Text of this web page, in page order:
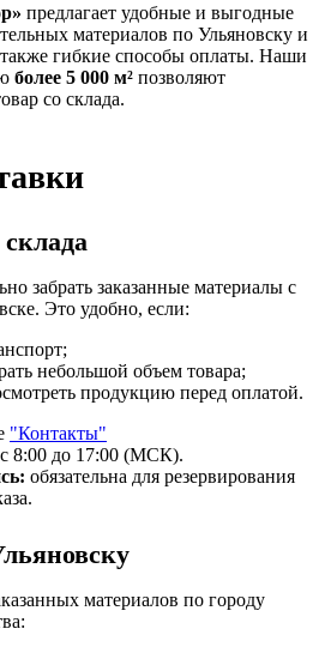
предлагает удобные и выгодные
материалов по Ульяновску и
также гибкие способы оплаты. Наши
более 5 000 м² позволяют
со склада.
забрать заказанные материалы с
Это удобно, если:
небольшой объем товара;
продукцию перед оплатой.
"Контакты"
8:00 до 17:00 (МСК).
обязательна для резервирования
материалов по городу